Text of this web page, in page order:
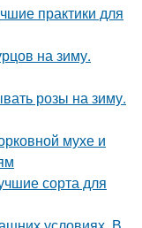
практики для
на зиму.
розы на зиму.
мухе и
сорта для